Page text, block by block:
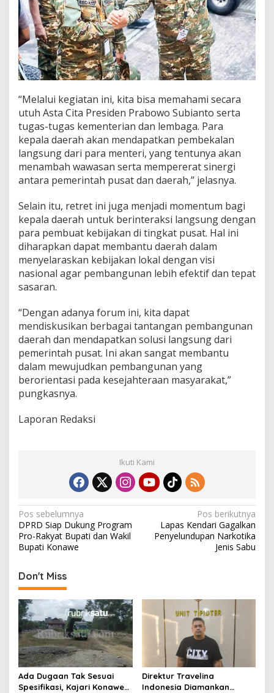
“Melalui kegiatan ini, kita bisa memahami secara
utuh Asta Cita Presiden Prabowo Subianto serta
tugas-tugas kementerian dan lembaga. Para
kepala daerah akan mendapatkan pembekalan
langsung dari para menteri, yang tentunya akan
menambah wawasan serta mempererat sinergi
antara pemerintah pusat dan daerah,” jelasnya.
Selain itu, retret ini juga menjadi momentum bagi
kepala daerah untuk berinteraksi langsung dengan
para pembuat kebijakan di tingkat pusat. Hal ini
diharapkan dapat membantu daerah dalam
menyelaraskan kebijakan lokal dengan visi
nasional agar pembangunan lebih efektif dan tepat
sasaran.
“Dengan adanya forum ini, kita dapat
mendiskusikan berbagai tantangan pembangunan
daerah dan mendapatkan solusi langsung dari
pemerintah pusat. Ini akan sangat membantu
dalam mewujudkan pembangunan yang
berorientasi pada kesejahteraan masyarakat,”
pungkasnya.
Laporan Redaksi
Ikuti Kami
N
a
v
i
g
a
s
i
p
o
s
Pos sebelumnya
DPRD Siap Dukung Program
Pro-Rakyat Bupati dan Wakil
Bupati Konawe
Pos berikutnya
Lapas Kendari Gagalkan
Penyelundupan Narkotika
Jenis Sabu
Don't Miss
Ada Dugaan Tak Sesuai
Spesifikasi, Kajari Konawe
Direktur Travelina
Indonesia Diamankan